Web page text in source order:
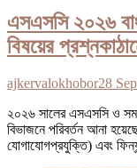
এসএসসি ২০২৬
বিষয়ের
ajkervalokhobor28
২০২৬ সালের এসএসসি ও
বিভাজনে পরিবর্তন আনা
যোগাযোগপ্রযুক্তি) এবং